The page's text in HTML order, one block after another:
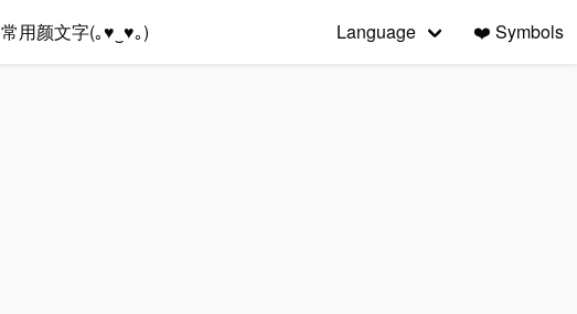
常用颜文字(｡♥‿♥｡) Language ❤️ Symbols